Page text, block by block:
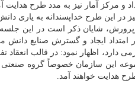
و مرکز آمار نیز به مدد طرح
این طرح خداپسندانه به یاری دانش
شایان ذکر است در این
امتداد ایجاد و گسترش صنایع دانش
دارد، اظهار نمود: در قالب
این سازمان خصوصاً گروه صنعتی
هدایت خواهند آمد.